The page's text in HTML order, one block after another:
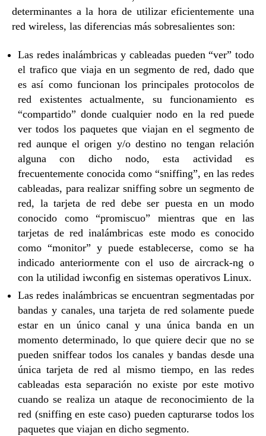
determinantes a la hora de utilizar eficientemente una
red wireless, las diferencias más sobresalientes son:
Las redes inalámbricas y cableadas pueden “ver” todo
el trafico que viaja en un segmento de red, dado que
es así como funcionan los principales protocolos de
red existentes actualmente, su funcionamiento es
“compartido” donde cualquier nodo en la red puede
ver todos los paquetes que viajan en el segmento de
red aunque el origen y/o destino no tengan relación
alguna con dicho nodo, esta actividad es
frecuentemente conocida como “sniffing”, en las redes
cableadas, para realizar sniffing sobre un segmento de
red, la tarjeta de red debe ser puesta en un modo
conocido como “promiscuo” mientras que en las
tarjetas de red inalámbricas este modo es conocido
como “monitor” y puede establecerse, como se ha
indicado anteriormente con el uso de aircrack-ng o
con la utilidad iwconfig en sistemas operativos Linux.
Las redes inalámbricas se encuentran segmentadas por
bandas y canales, una tarjeta de red solamente puede
estar en un único canal y una única banda en un
momento determinado, lo que quiere decir que no se
pueden sniffear todos los canales y bandas desde una
única tarjeta de red al mismo tiempo, en las redes
cableadas esta separación no existe por este motivo
cuando se realiza un ataque de reconocimiento de la
red (sniffing en este caso) pueden capturarse todos los
paquetes que viajan en dicho segmento.